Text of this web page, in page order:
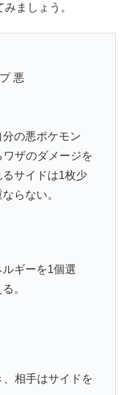
ましょう。
悪
の悪ポケモン
ザのダメージを
サイドは1枚少
らない。
ギーを1個選
。
、相手はサイドを